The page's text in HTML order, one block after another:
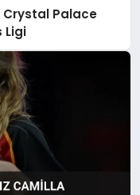
Crystal Palace
Ligi